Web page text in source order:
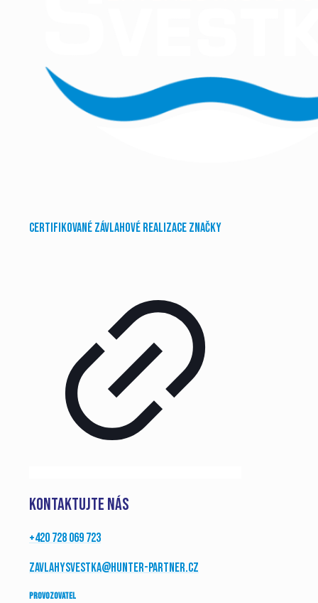
Certifikované závlahové realizace značky
Kontaktujte nás
+420 728 069 723
zavlahysvestka@hunter-partner.cz
Provozovatel